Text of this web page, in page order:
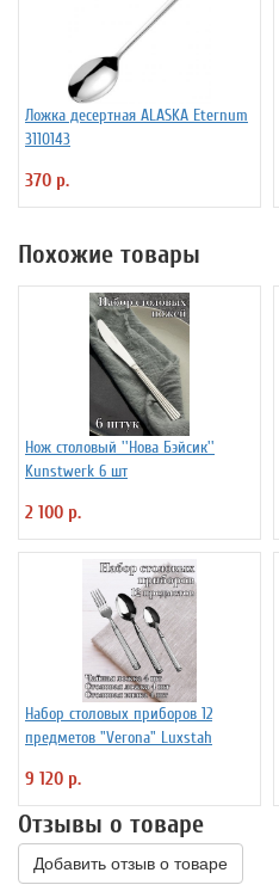
Ложка десертная ALASKA Eternum
3110143
370 р.
Похожие товары
Нож столовый ''Нова Бэйсик''
Kunstwerk 6 шт
2 100 р.
Набор столовых приборов 12
предметов "Verona" Luxstah
9 120 р.
Отзывы о товаре
Добавить отзыв о товаре